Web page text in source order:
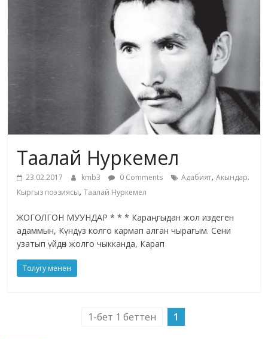
Таалай Нуркемел
23.02.2017 kmb3 0 Comments Адабият,Акындар.
Кыргыз поэзиясы,Таалай Нуркемел
ЖОГОЛГОН МУУНДАР * * * Караңгыдан жол издеген
адаммын, Күндүз колго кармап алган чырагым. Сени
узатып үйдөн жолго чыкканда, Карап
Толугу менен
1-бет 1 беттен 1